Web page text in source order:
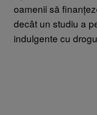
oamenii să
decât un studiu a
indulgente cu